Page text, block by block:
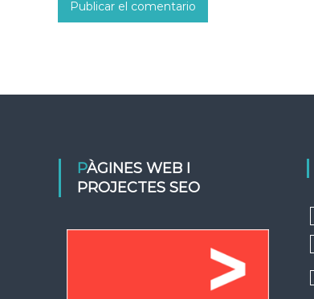
PÀGINES WEB I
PROJECTES SEO